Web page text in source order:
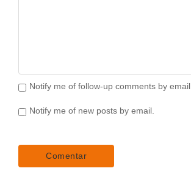
Notify me of follow-up comments by email.
Notify me of new posts by email.